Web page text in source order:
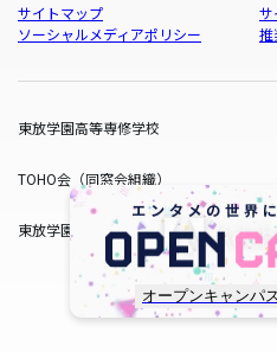
オープンキャンパ
サイトマップ
サ
ソーシャルメディアポリシー
推
東放学園高等専修学校
TOHO会（同窓会組織）
東放学園サービス
copyright © TOHO